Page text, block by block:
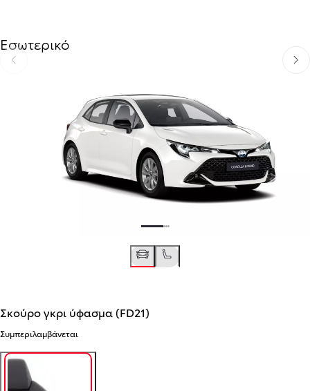
Εσωτερικό
Προηγούμενο
Σκούρο γκρι ύφασμα (FD21)
Συμπεριλαμβάνεται